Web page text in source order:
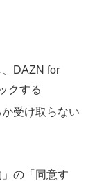
DAZN for
クする
受け取らない
の「同意す